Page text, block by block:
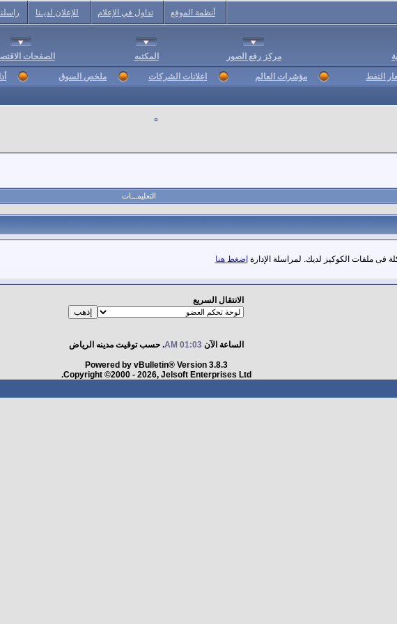
أنظمة الموقع تداول في الإعلام للإعلان لديـنا
مركز رفع الصور المكتبه الصفحات
النفط مؤشرات العالم اعلانات الشركات ملخص السوق
التعليمـــات
فى ملفات الكوكيز لديك. لمراسلة الإدارة اضغط هنا
الانتقال السريع
الساعة الآن01:03 AM . حسب توقيت مدينه الرياض
Powered by vBulletin® Version 3.8.3
Copyright ©2000 - 2026, Jelsoft Enterprises Ltd.